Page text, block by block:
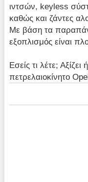
ιντσών, keyless
καθώς και ζάντες
Με βάση τα
εξοπλισμός είναι
Εσείς τι λέτε;
πετρελαιοκίνητο